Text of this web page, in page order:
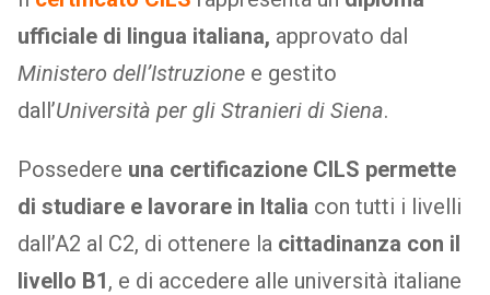
ufficiale di lingua italiana, approvato dal
Ministero dell’Istruzionee gestito
dall’Università per gli Stranieri di Siena.
Possedere una certificazione CILS permette
di studiare e lavorare in Italia con tutti i livelli
dall’A2 al C2, di ottenere la cittadinanza con il
livello B1, e di accedere alle università italiane